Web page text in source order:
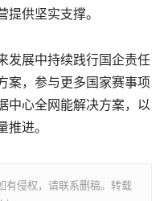
提供坚实支撑。
发展中持续践行国企责任
案，参与更多国家赛事项
中心全网能解决方案，以
推进。
有侵权，请联系删稿。转载